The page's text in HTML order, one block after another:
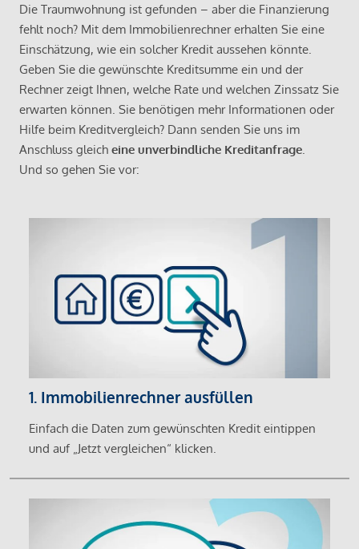
Die Traumwohnung ist gefunden – aber die Finanzierung
fehlt noch? Mit dem Immobilienrechner erhalten Sie eine
Einschätzung, wie ein solcher Kredit aussehen könnte.
Geben Sie die gewünschte Kreditsumme ein und der
Rechner zeigt Ihnen, welche Rate und welchen Zinssatz Sie
erwarten können. Sie benötigen mehr Informationen oder
Hilfe beim Kreditvergleich? Dann senden Sie uns im
Anschluss gleich eine unverbindliche Kreditanfrage.
Und so gehen Sie vor:
1. Immobilienrechner ausfüllen
Einfach die Daten zum gewünschten Kredit eintippen
und auf „Jetzt vergleichen“ klicken.